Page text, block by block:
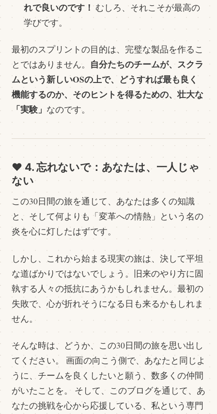
れで良いのです！ むしろ、それこそが最高の
学びです。
最初のスプリントの目的は、完璧な製品を作るこ
とではありません。 自分たちのチームが、スクラ
ムという新しいOSの上で、どうすれば最も良く
機能するのか、そのヒントを得るための、壮大な
「実験」 なのです。
❤️ 4. 忘れないで：あなたは、一人じゃ
ない
この30日間の旅を通じて、あなたは多くの知識
と、そして何よりも「変革への情熱」という名の
炎を心に灯したはずです。
しかし、これから始まる現実の旅は、決して平坦
な道ばかりではないでしょう。旧来のやり方に固
執する人々の抵抗にあうかもしれません。最初の
失敗で、心が折れそうになる日も来るかもしれま
せん。
そんな時は、どうか、この30日間の旅を思い出し
てください。 画面の向こう側で、あなたと同じよ
うに、チームを良くしたいと願う、数多くの仲間
がいたことを。 そして、このブログを通じて、あ
なたの挑戦を心から応援している、私という専門